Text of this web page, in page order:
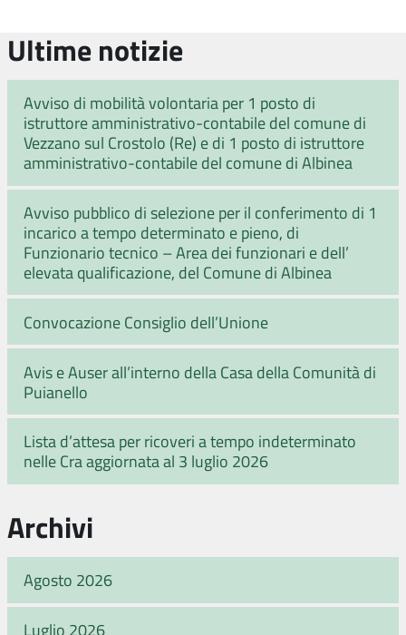
Ultime notizie
Avviso di mobilità volontaria per 1 posto di
istruttore amministrativo-contabile del comune di
Vezzano sul Crostolo (Re) e di 1 posto di istruttore
amministrativo-contabile del comune di Albinea
Avviso pubblico di selezione per il conferimento di 1
incarico a tempo determinato e pieno, di
Funzionario tecnico – Area dei funzionari e dell’
elevata qualificazione, del Comune di Albinea
Convocazione Consiglio dell’Unione
Avis e Auser all’interno della Casa della Comunità di
Puianello
Lista d’attesa per ricoveri a tempo indeterminato
nelle Cra aggiornata al 3 luglio 2026
Archivi
Agosto 2026
Luglio 2026